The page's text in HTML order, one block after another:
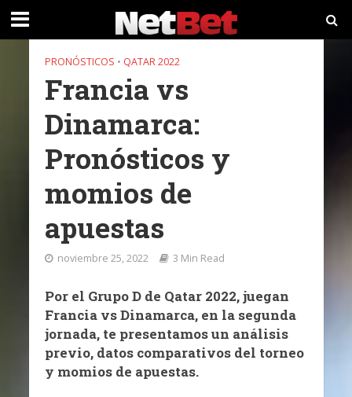
PRONÓSTICOS • QATAR 2022
Francia vs
Dinamarca:
Pronósticos y
momios de
apuestas
noviembre 25, 2022 3 Min Read
Por el Grupo D de Qatar 2022, juegan
Francia vs Dinamarca, en la segunda
jornada, te presentamos un análisis
previo, datos comparativos del torneo
y momios de apuestas.